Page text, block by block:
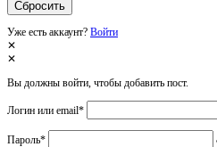
Уже есть аккаунт? Войти
Вы должны войти, чтобы добавить пост.
Логин или email*
Пароль*